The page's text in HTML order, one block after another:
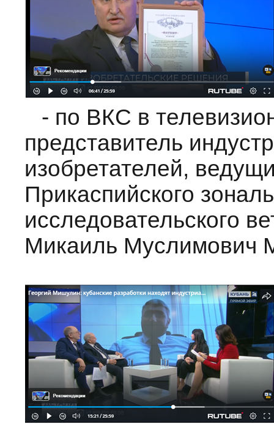
- по ВКС в
представитель
изобретателей,
Прикаспийского
исследовательского
Микаиль Муслимович